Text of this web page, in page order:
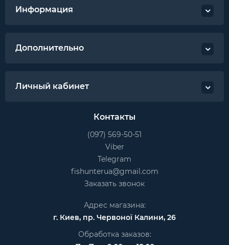
Информация
Дополнительно
Личный кабинет
Контакты
(097) 569-50-51
Viber
Telegram
fishunterua@gmail.com
Заказать звонок
Адрес магазина:
г. Киев, пр. Червоної Калини, 26
Обработка заказов: